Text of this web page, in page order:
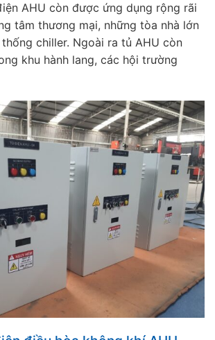
AHU còn được ứng dụng rộng rãi
tâm thương mại, những tòa nhà lớn
chiller. Ngoài ra tủ AHU còn
khu hành lang, các hội trường